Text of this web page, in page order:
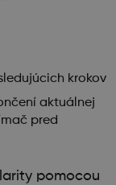
krokov
aktuálnej
pred
pomocou